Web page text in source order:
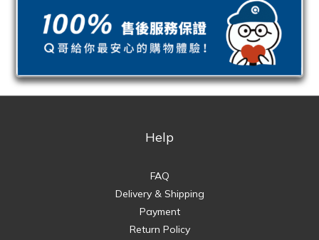
Help
FAQ
Delivery & Shipping
Payment
Return Policy